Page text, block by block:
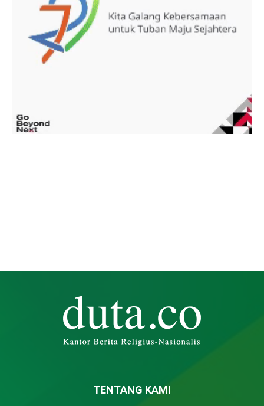
TENTANG KAMI